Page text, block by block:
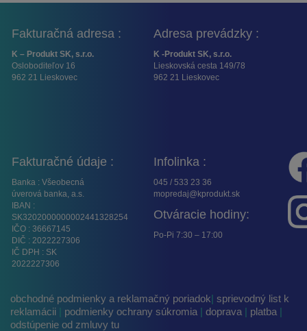
Fakturačná adresa :
K – Produkt SK, s.r.o.
Osloboditeľov 16
962 21 Lieskovec
Adresa prevádzky :
K -Produkt SK, s.r.o.
Lieskovská cesta 149/78
962 21 Lieskovec
Fakturačné údaje :
Banka : Všeobecná
úverová banka, a.s.
IBAN :
SK3202000000002441328254
IČO : 36667145
DIČ : 2022227306
IČ DPH : SK
2022227306
Infolinka :
045 / 533 23 36
mopredaj@kprodukt.sk
Otváracie hodiny:
Po-Pi 7:30 – 17:00
obchodné podmienky a reklamačný poriadok| sprievodný list k
reklamácii
podmienky ochrany súkromia | doprava | platba |
odstúpenie od zmluvy tu